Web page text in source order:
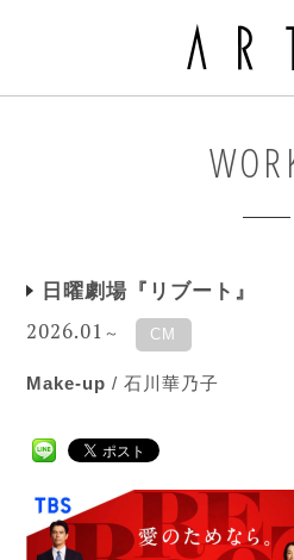
日曜劇場『リブート』
2026.01 ～ CM
Make-up / 石川華乃子